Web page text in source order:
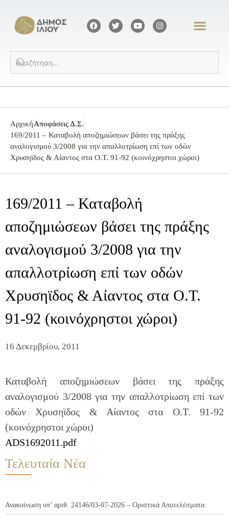
ΑρχικήΑποφάσεις Δ.Σ.
169/2011 – Καταβολή αποζημιώσεων βάσει της πράξης
αναλογισμού 3/2008 για την απαλλοτρίωση επί των οδών
Χρυσηϊδος & Αίαντος στα Ο.Τ. 91-92 (κοινόχρηστοι χώροι)
169/2011 – Καταβολή
αποζημιώσεων βάσει της πράξης
αναλογισμού 3/2008 για την
απαλλοτρίωση επί των οδών
Χρυσηϊδος & Αίαντος στα Ο.Τ.
91-92 (κοινόχρηστοι χώροι)
16 Δεκεμβρίου, 2011
Καταβολή αποζημιώσεων βάσει της πράξης
αναλογισμού 3/2008 για την απαλλοτρίωση επί των
οδών Χρυσηϊδος & Αίαντος στα Ο.Τ. 91-92
(κοινόχρηστοι χώροι)
ADS1692011.pdf
Τελευταία Νέα
Ανακοίνωση υπ’ αριθ. 24146/03-07-2026 – Οριστικά Αποτελέσματα